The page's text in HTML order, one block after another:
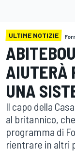
ULTIME NOTIZIE
AIUTERÀ
UNA
Il capo della
al britannico,
programma di
rientrare in altri